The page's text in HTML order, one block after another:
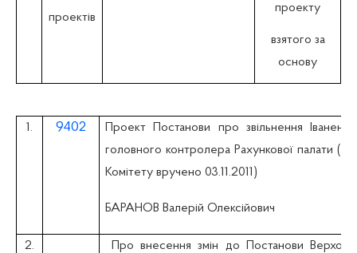
проектів
проекту
взятого за
основу
1. 9402
Проект Постанови про звільнення
головного контролера Рахункової палати
Комітету вручено 03.11.2011)
БАРАНОВ Валерій Олексійович
2.
Про внесення змін до Постанови